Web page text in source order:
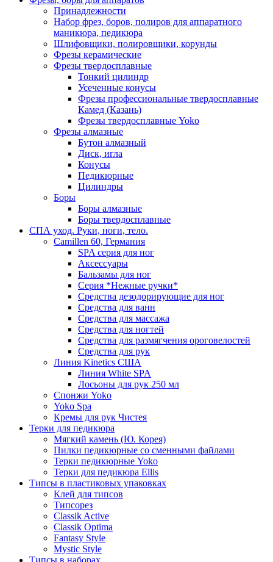
Принадлежности
Набор фрез, боров, полиров для аппаратного
маникюра, педикюра
Шлифовщики, полировщики, корунды
Фрезы керамические
Фрезы твердосплавные
Тонкий цилиндр
Усеченные конусы
Фрезы профессиональные твердосплавные
Камед (Казань)
Фрезы твердосплавные Yoko
Фрезы алмазные
Бутон алмазный
Диск, игла
Конусы
Педикюрные
Цилиндры
Боры
Боры алмазные
Боры твердосплавные
СПА уход. Руки, ноги, тело.
Camillen 60, Германия
SPA серия для ног
Аксессуары
Бальзамы для ног
Серия *Нежные ручки*
Средства дезодорирующие для ног
Средства для ванн
Средства для массажа
Средства для ногтей
Средства для размягчения ороговелостей
Средства для рук
Линия Kinetics США
Линия White SPA
Лосьоны для рук 250 мл
Спонжи Yoko
Yoko Spa
Кремы для рук Чистея
Терки для педикюра
Мягкий камень (Ю. Корея)
Пилки педикюрные со сменными файлами
Терки педикюрные Yoko
Терки для педикюра Ellis
Типсы в пластиковых упаковках
Клей для типсов
Типсорез
Classik Active
Classik Optima
Fantasy Style
Mystic Style
Типсы в наборах